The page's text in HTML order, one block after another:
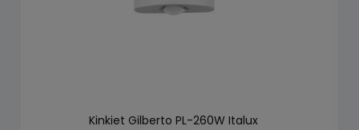
Kinkiet Gilberto PL-260W Italux